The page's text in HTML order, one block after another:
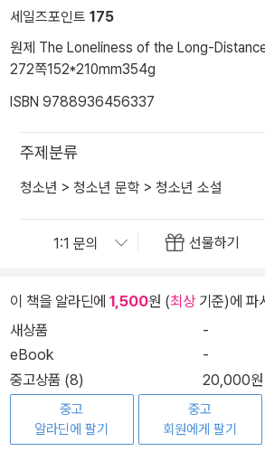
세일즈포인트 175
원제 The Loneliness of the Long-
272쪽152*210mm354g
ISBN 9788936456337
주제분류
청소년 > 청소년 문학 > 청소년 소설
선물하기
이 책을 알라딘에 1,500원 (최상기준)에 파
새상품
-
eBook
-
중고상품 (8) 20,000원
중고
알라딘에 팔기
중고
회원에게 팔기